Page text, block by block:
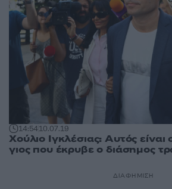
14:5410.07.19
Χούλιο Ιγκλέσιας: Αυτός είναι
γιος που έκρυβε ο διάσημος
ΔΙΑΦΗΜΙΣΗ